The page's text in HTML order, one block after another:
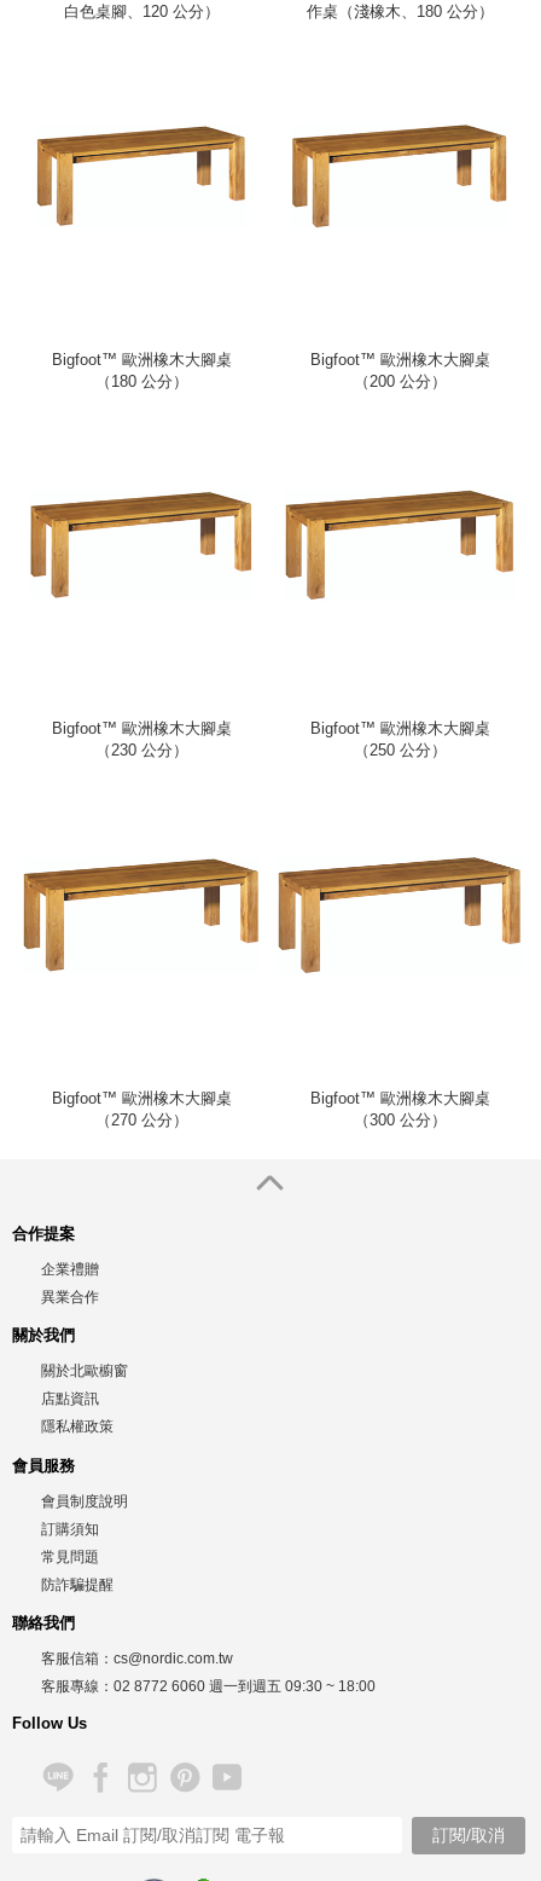
白色桌腳、120 公分）
作桌（淺橡木、180 公分）
Bigfoot™ 歐洲橡木大腳桌
（180 公分）
Bigfoot™ 歐洲橡木大腳桌
（200 公分）
Bigfoot™ 歐洲橡木大腳桌
（230 公分）
Bigfoot™ 歐洲橡木大腳桌
（250 公分）
Bigfoot™ 歐洲橡木大腳桌
（270 公分）
Bigfoot™ 歐洲橡木大腳桌
（300 公分）
合作提案
企業禮贈
異業合作
關於我們
關於北歐櫥窗
店點資訊
隱私權政策
會員服務
會員制度說明
訂購須知
常見問題
防詐騙提醒
聯絡我們
客服信箱： cs@nordic.com.tw
客服專線： 02 8772 6060 週一到週五 09:30 ~ 18:00
Follow Us